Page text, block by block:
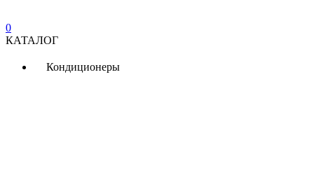
0
КАТАЛОГ
Кондиционеры